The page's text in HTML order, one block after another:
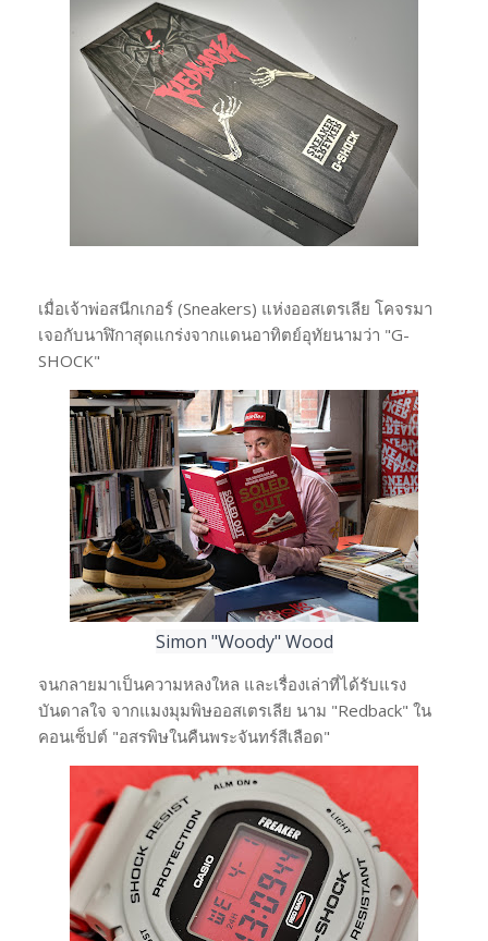
เมื่อเจ้าพ่อสนีกเกอร์ (Sneakers) แห่งออสเตรเลีย โคจรมา
เจอกับนาฬิกาสุดแกร่งจากแดนอาทิตย์อุทัยนามว่า "G-
SHOCK"
Simon "Woody" Wood
จนกลายมาเป็นความหลงใหล และเรื่องเล่าที่ได้รับแรง
บันดาลใจ จากแมงมุมพิษออสเตรเลีย นาม "Redback" ใน
คอนเซ็ปต์ "อสรพิษในคืนพระจันทร์สีเลือด"